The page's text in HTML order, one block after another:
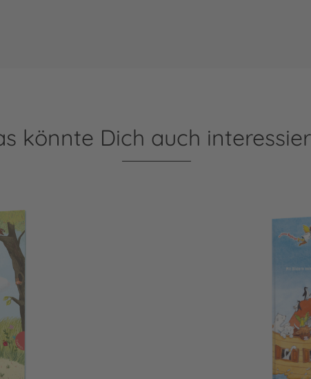
könnte Dich auch
Dein kleiner Begleiter: